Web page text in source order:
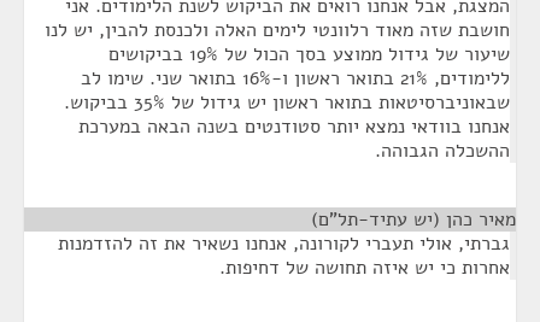
המצגת, אבל אנחנו רואים את הביקוש לשנת הלימודים. אני
חושבת שזה מאוד רלוונטי לימים האלה ולכנסת להבין, יש לנו
שיעור של גידול ממוצע בסך הכול של 19% בביקושים
ללימודים, 21% בתואר ראשון ו-16% בתואר שני. שימו לב
שבאוניברסיטאות בתואר ראשון יש גידול של 35% בביקוש.
אנחנו בוודאי נמצא יותר סטודנטים בשנה הבאה במערכת
ההשכלה הגבוהה.
מאיר כהן (יש עתיד-תל"ם)
גברתי, אולי תעברי לקורונה, אנחנו נשאיר את זה להזדמנות
אחרות כי יש איזה תחושה של דחיפות.